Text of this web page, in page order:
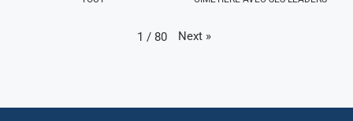
1 / 80 Next »